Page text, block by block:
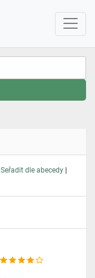
Seřadit dle abecedy |